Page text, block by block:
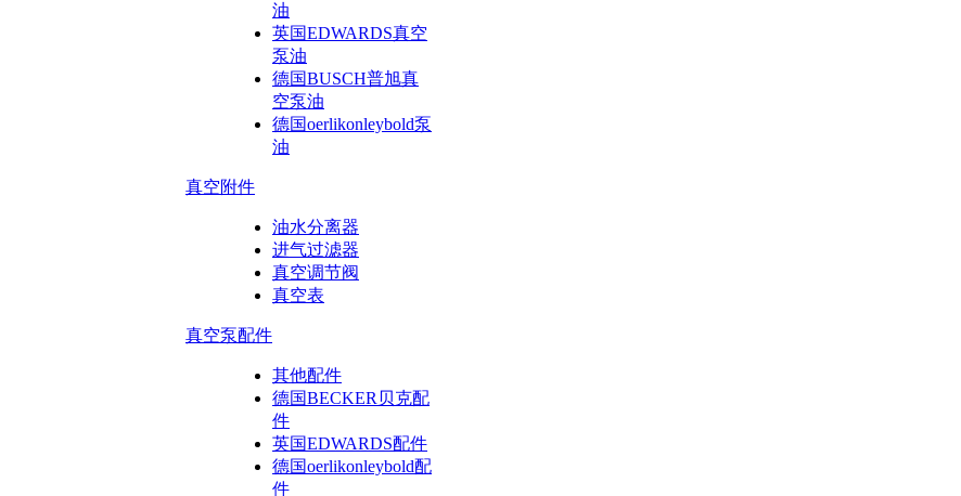
油
英国EDWARDS真空
泵油
德国BUSCH普旭真
空泵油
德国oerlikonleybold泵
油
真空附件
油水分离器
进气过滤器
真空调节阀
真空表
真空泵配件
其他配件
德国BECKER贝克配
件
英国EDWARDS配件
德国oerlikonleybold配
件